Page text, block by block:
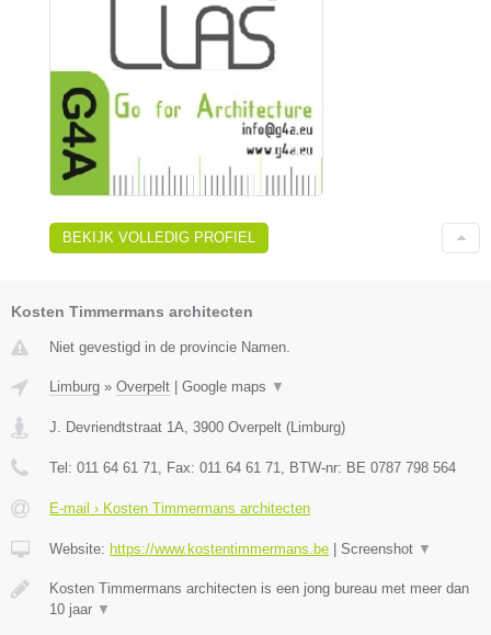
BEKIJK VOLLEDIG PROFIEL
Kosten Timmermans architecten
Niet gevestigd in de provincie Namen.
Limburg » Overpelt Google maps ▼
J. Devriendtstraat 1A, 3900 Overpelt (Limburg)
Tel: 011 64 61 71, Fax: 011 64 61 71, BTW-nr: BE 0787 798 564
E-mail › Kosten Timmermans architecten
Website: https://www.kostentimmermans.be Screenshot ▼
Kosten Timmermans architecten is een jong bureau met meer dan
10 jaar ▼